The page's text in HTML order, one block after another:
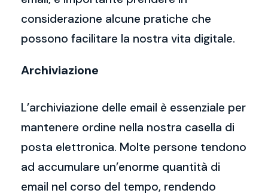
considerazione alcune pratiche che
possono facilitare la nostra vita digitale.
Archiviazione
L’archiviazione delle email è essenziale per
mantenere ordine nella nostra casella di
posta elettronica. Molte persone tendono
ad accumulare un’enorme quantità di
email nel corso del tempo, rendendo